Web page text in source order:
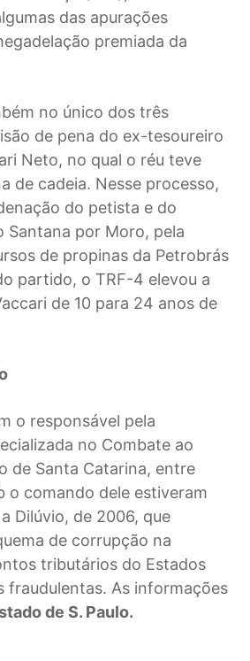
das apurações
premiada da
no único dos três
de pena do ex-tesoureiro
Neto, no qual o réu teve
de cadeia. Nesse processo,
do petista e do
Santana por Moro, pela
de propinas da Petrobrás
partido, o TRF-4 elevou a
de 10 para 24 anos de
o responsável pela
no Combate ao
de Santa Catarina, entre
o comando dele estiveram
Dilúvio, de 2006, que
de corrupção na
tributários do Estados
fraudulentas. As informações
de S. Paulo.